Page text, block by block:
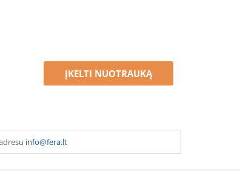
ĮKELTI NUOTRAUKĄ
info@fera.lt